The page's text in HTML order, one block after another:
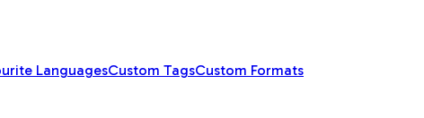
LanguagesCustom TagsCustom Formats